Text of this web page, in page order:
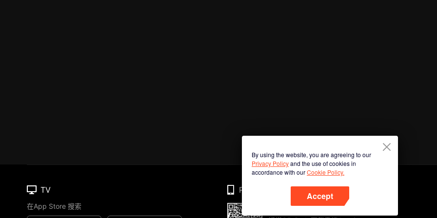
By using the website, you are agreeing to our
Privacy Policyand the use of cookies in
accordance with ourCookie Policy.
Accept
TV
在App Store 搜索
Phone